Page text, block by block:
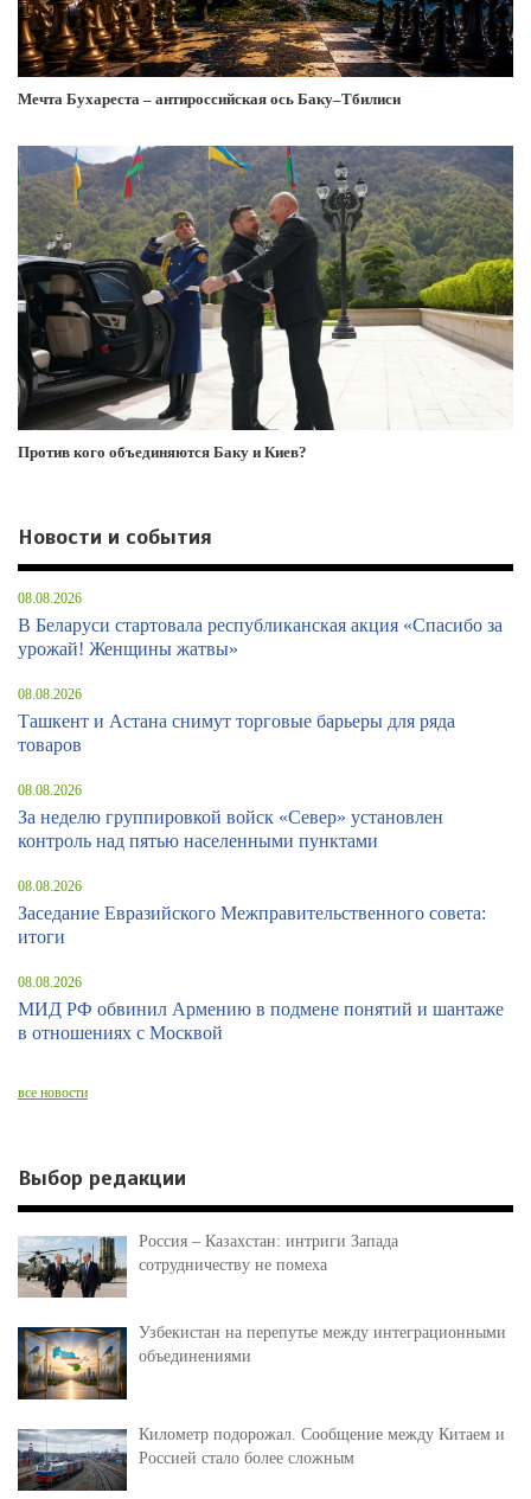
Мечта Бухареста – антироссийская ось Баку–Тбилиси
Против кого объединяются Баку и Киев?
Новости и события
08.08.2026
В Беларуси стартовала республиканская акция «Спасибо за
урожай! Женщины жатвы»
08.08.2026
Ташкент и Астана снимут торговые барьеры для ряда
товаров
08.08.2026
За неделю группировкой войск «Север» установлен
контроль над пятью населенными пунктами
08.08.2026
Заседание Евразийского Межправительственного совета:
итоги
08.08.2026
МИД РФ обвинил Армению в подмене понятий и шантаже
в отношениях с Москвой
все новости
Выбор редакции
Россия – Казахстан: интриги Запада
сотрудничеству не помеха
Узбекистан на перепутье между интеграционными
объединениями
Километр подорожал. Сообщение между Китаем и
Россией стало более сложным